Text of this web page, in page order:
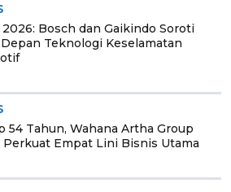
2026: Bosch dan Gaikindo Soroti
Teknologi Keselamatan
54 Tahun, Wahana Artha Group
Perkuat Empat Lini Bisnis Utama